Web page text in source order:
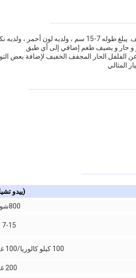
فلفل الهيدو هو فلفل الفلفل المجفف الخفيف ، المصنوع من فلفل الفلفل الآسيوي المجفف. يبلغ طوله 7-15 سم ، ولديه لون أحمر
الحار المجفف الخفيف لإضافة بعض
المثالي
(ييدو
800شوشو
7-15 سم
100 كيلو كالوريا/100 غرام
200 غرام